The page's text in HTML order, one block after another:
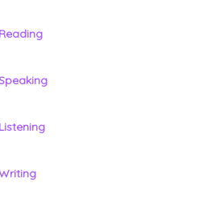
Reading
Listening